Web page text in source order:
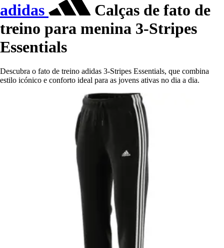
adidas
Calças de fato de
treino para menina 3-Stripes
Essentials
Descubra o fato de treino adidas 3-Stripes Essentials, que combina
estilo icónico e conforto ideal para as jovens ativas no dia a dia.